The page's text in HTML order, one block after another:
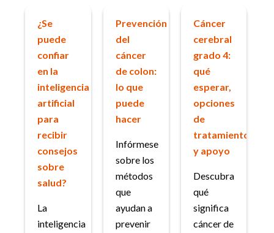
¿Se
puede
confiar
en la
inteligencia
artificial
para
recibir
consejos
sobre
salud?
La
inteligencia
Prevención
del
cáncer
de colon:
lo que
puede
hacer
Infórmese
sobre los
métodos
que
ayudan a
prevenir
Cáncer
cerebral
grado 4:
qué
esperar,
opciones
de
tratamiento
y apoyo
Descubra
qué
significa
cáncer de